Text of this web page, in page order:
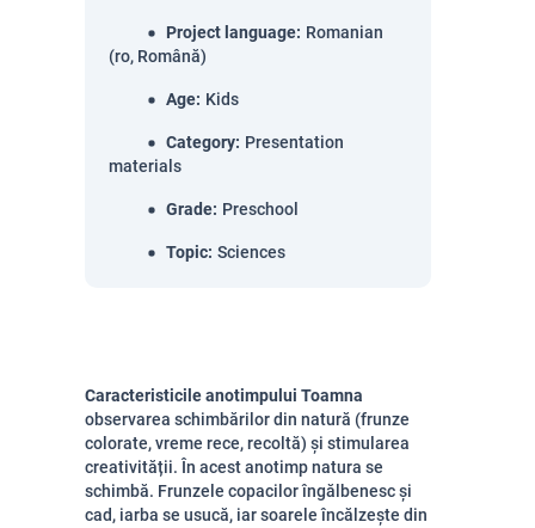
Project language: Romanian
(ro, Română)
Age: Kids
Category: Presentation
materials
Grade: Preschool
Topic: Sciences
Caracteristicile anotimpului Toamna
observarea schimbărilor din natură (frunze
colorate, vreme rece, recoltă) și stimularea
creativității. În acest anotimp natura se
schimbă. Frunzele copacilor îngălbenesc și
cad, iarba se usucă, iar soarele încălzește din